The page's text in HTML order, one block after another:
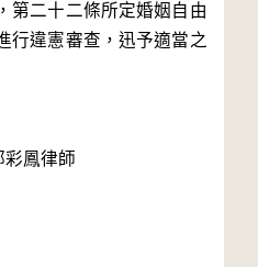
第二十二條所定婚姻自由
行違憲審查，迅予適當之
彩鳳律師